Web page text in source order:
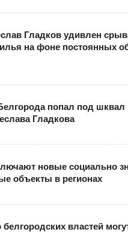
Гладков удивлен
на фоне постоянных
попал под шквал
Гладкова
новые социально
объекты в регионах
властей